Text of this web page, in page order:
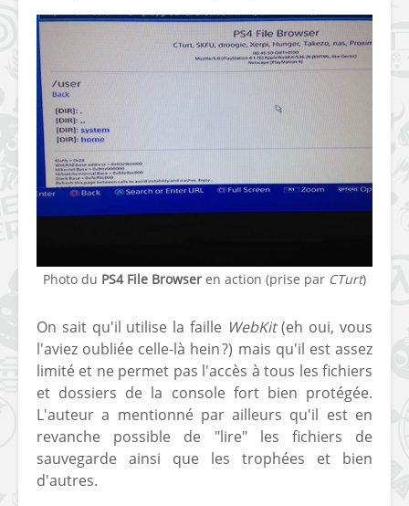
Photo du PS4 File Browser en action (prise par CTurt)
On sait qu'il utilise la faille WebKit(eh oui, vous
l'aviez oubliée celle-là hein ?) mais qu'il est assez
limité et ne permet pas l'accès à tous les fichiers
et dossiers de la console fort bien protégée.
L'auteur a mentionné par ailleurs qu'il est en
revanche possible de "lire" les fichiers de
sauvegarde ainsi que les trophées et bien
d'autres.
[Vita] Ouverture de
homebrews
PSP 2000/3000 est
désormais
possible avec Baryon
Sweeper !
[PS4] TUTO - Hacker
/ Jailbreaker sa PS4
en 6.72
[Switch]
SX Lite
SX Lite :
prévoir
de test
[3DS]
TUTO -
jouer à
« .CIA »